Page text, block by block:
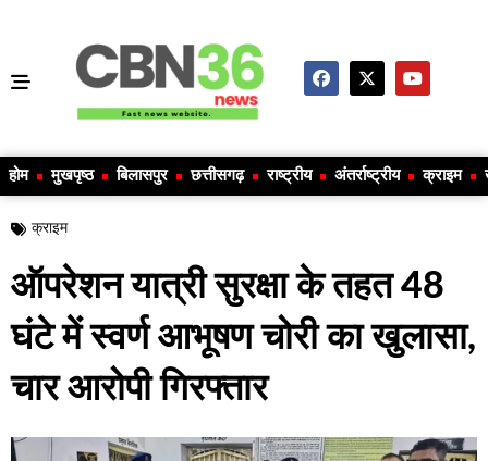
होम मुखपृष्ठ बिलासपुर छत्तीसगढ़ राष्ट्रीय अंतर्राष्ट्रीय क्राइम
क्राइम
ऑपरेशन यात्री सुरक्षा के तहत 48
घंटे में स्वर्ण आभूषण चोरी का खुलासा,
चार आरोपी गिरफ्तार